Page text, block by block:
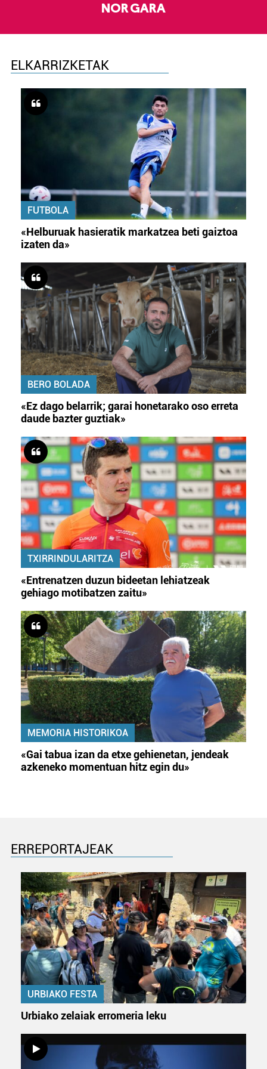
NOR GARA
ELKARRIZKETAK
FUTBOLA
«Helburuak hasieratik markatzea beti gaiztoa
izaten da»
BERO BOLADA
«Ez dago belarrik; garai honetarako oso erreta
daude bazter guztiak»
TXIRRINDULARITZA
«Entrenatzen duzun bideetan lehiatzeak
gehiago motibatzen zaitu»
MEMORIA HISTORIKOA
«Gai tabua izan da etxe gehienetan, jendeak
azkeneko momentuan hitz egin du»
ERREPORTAJEAK
URBIAKO FESTA
Urbiako zelaiak erromeria leku